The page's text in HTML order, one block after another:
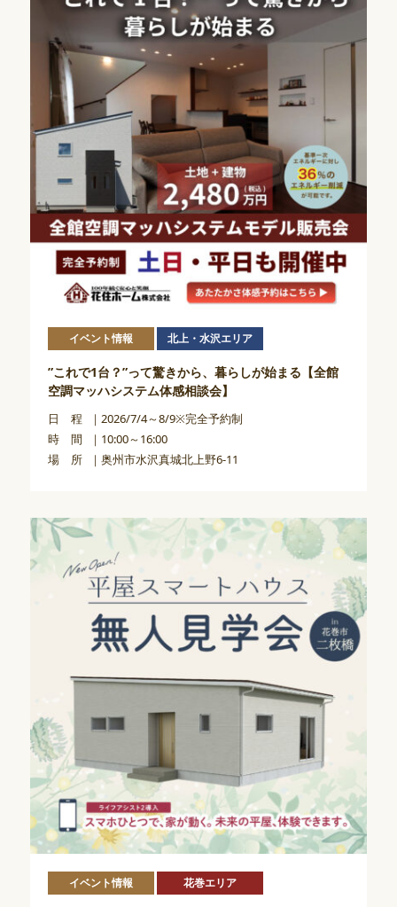
イベント情報 北上・水沢エリア
”これで1台？”って驚きから、暮らしが始まる【全館
空調マッハシステム体感相談会】
日 程
2026/7/4～8/9※完全予約制
時 間
10:00～16:00
場 所
奥州市水沢真城北上野6-11
イベント情報 花巻エリア